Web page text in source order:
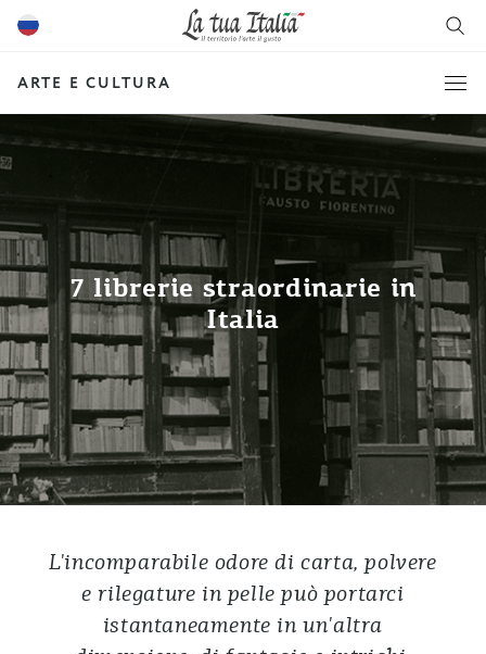
ARTE E CULTURA
7 librerie straordinarie in
Italia
L'incomparabile odore di carta, polvere
e rilegature in pelle può portarci
istantaneamente in un'altra